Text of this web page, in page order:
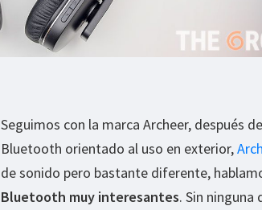
Seguimos con la marca Archeer, después
Bluetooth orientado al uso en exterior,
de sonido pero bastante diferente,
Bluetooth muy interesantes. Sin